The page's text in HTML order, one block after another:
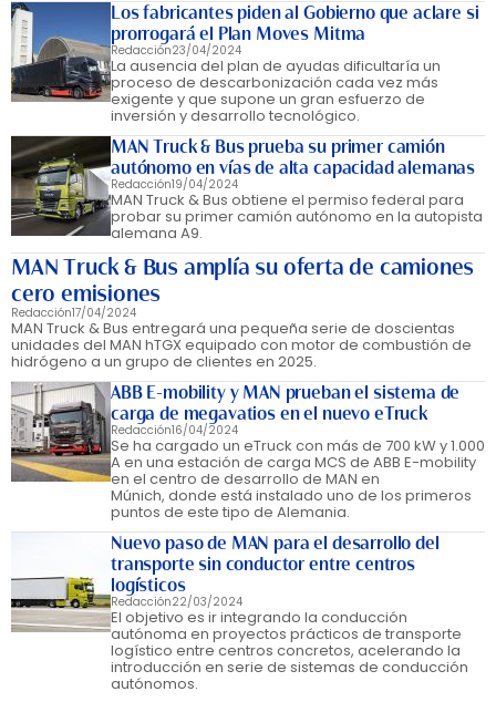
Los fabricantes piden al Gobierno que aclare si
prorrogará el Plan Moves Mitma
Redacción23/04/2024
La ausencia del plan de ayudas dificultaría un
proceso de descarbonización cada vez más
exigente y que supone un gran esfuerzo de
inversión y desarrollo tecnológico.
MAN Truck & Bus prueba su primer camión
autónomo en vías de alta capacidad alemanas
Redacción19/04/2024
MAN Truck & Bus obtiene el permiso federal para
probar su primer camión autónomo en la autopista
alemana A9.
MAN Truck & Bus amplía su oferta de camiones
cero emisiones
Redacción17/04/2024
MAN Truck & Bus entregará una pequeña serie de doscientas
unidades del MAN hTGX equipado con motor de combustión de
hidrógeno a un grupo de clientes en 2025.
ABB E-mobility y MAN prueban el sistema de
carga de megavatios en el nuevo eTruck
Redacción16/04/2024
Se ha cargado un eTruck con más de 700 kW y 1.000
A en una estación de carga MCS de ABB E-mobility
en el centro de desarrollo de MAN en
Múnich, donde está instalado uno de los primeros
puntos de este tipo de Alemania.
Nuevo paso de MAN para el desarrollo del
transporte sin conductor entre centros
logísticos
Redacción22/03/2024
El objetivo es ir integrando la conducción
autónoma en proyectos prácticos de transporte
logístico entre centros concretos, acelerando la
introducción en serie de sistemas de conducción
autónomos.